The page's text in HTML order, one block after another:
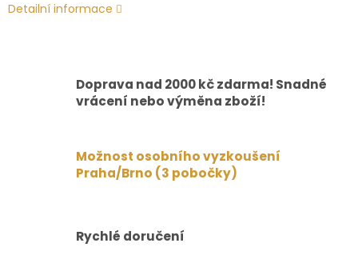
Detailní informace
Doprava nad 2000 kč zdarma! Snadné
vrácení nebo výměna zboží!
Možnost osobního vyzkoušení
Praha/Brno (3 pobočky)
Rychlé doručení